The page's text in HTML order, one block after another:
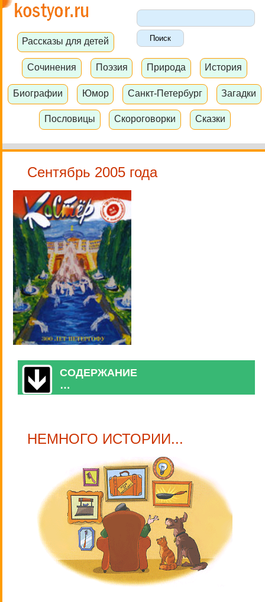
Рассказы для детей
Сочинения Поэзия Природа История
Биографии Юмор Санкт-Петербург Загадки
Пословицы Скороговорки Сказки
Сентябрь 2005 года
СОДЕРЖАНИЕ
…
НЕМНОГО ИСТОРИИ...